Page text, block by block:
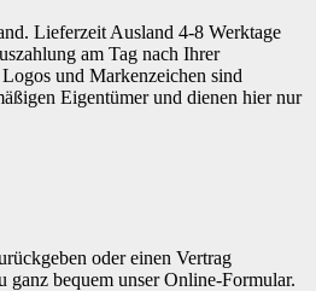
Lieferzeit Ausland 4-8 Werktage
am Tag nach Ihrer
und Markenzeichen sind
Eigentümer und dienen hier nur
oder einen Vertrag
ganz bequem unser Online-Formular.